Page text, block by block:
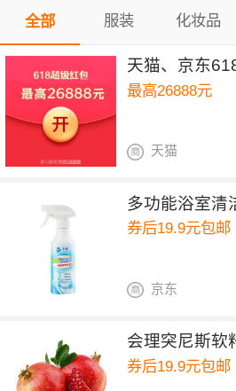
全部 服装 化妆品
天猫、京东
最高26888元
天猫
多功能浴室清
券后19.9元包邮
京东
会理突尼斯软
券后19.9元包邮